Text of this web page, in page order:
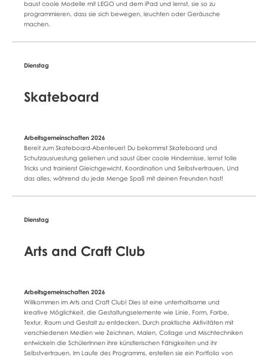
baust coole Modelle mit LEGO und dem iPad und lernst, sie so zu
programmieren, dass sie sich bewegen, leuchten oder Geräusche
machen.
Skateboard
Bereit zum Skateboard-Abenteuer! Du bekommst Skateboard und
Schutzausruestung geliehen und saust über coole Hindernisse, lernst tolle
Tricks und trainierst Gleichgewicht, Koordination und Selbstvertrauen. Und
das alles, während du jede Menge Spaß mit deinen Freunden hast!
Arts and Craft Club
Willkommen im Arts and Craft Club! Dies ist eine unterhaltsame und
kreative Möglichkeit, die Gestaltungselemente wie Linie, Form, Farbe,
Textur, Raum und Gestalt zu entdecken. Durch praktische Aktivitäten mit
verschiedenen Medien wie Zeichnen, Malen, Collage und Mischtechniken
entwickeln die SchülerInnen ihre künstlerischen Fähigkeiten und ihr
Selbstvertrauen. Im Laufe des Programms, erstellen sie ein Portfolio von